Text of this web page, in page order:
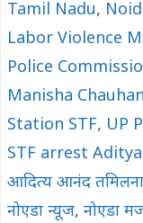
Tamil Nadu,
Labor Violence
Police
Manisha
Station STF, UP
STF arrest
आदित्य आनंद
नोएडा न्यूज, नोएडा